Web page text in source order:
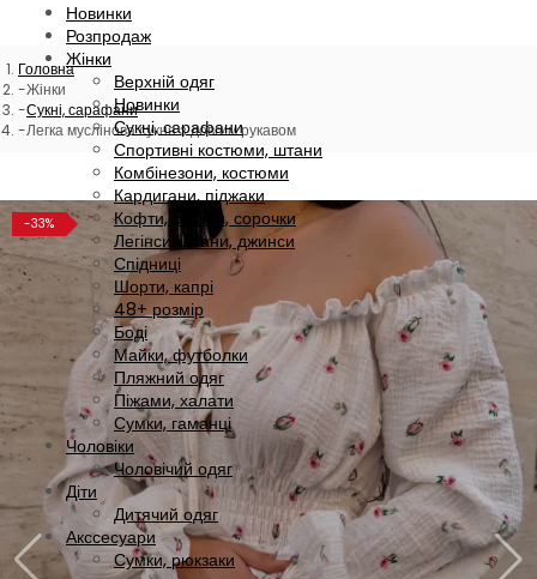
Новинки
Розпродаж
Жінки
Верхній одяг
Новинки
Сукні, сарафани
Спортивні костюми, штани
Комбінезони, костюми
Кардигани, піджаки
Кофти, светри, сорочки
Легінси, штани, джинси
Спідниці
Шорти, капрі
48+ розмір
Боді
Майки, футболки
Пляжний одяг
Піжами, халати
Сумки, гаманці
Чоловіки
Чоловічий одяг
Діти
Дитячий одяг
Акссесуари
Сумки, рюкзаки
Головна
Жінки
Сукні, сарафани
Легка муслінова сукня з довгим рукавом
-33%